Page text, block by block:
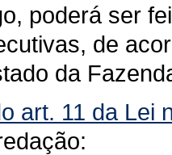
poderá ser
de
da
art. 11 da Lei